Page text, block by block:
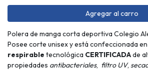
Agregar al carro
Polera de manga corta deportiva Colegio
Posee corte unisex y está confeccionada
respirable tecnológica CERTIFICADAde
propiedades antibacteriales, filtro UV,